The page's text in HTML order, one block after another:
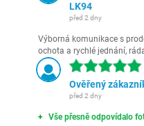
LK94
před 2 dny
Výborná komunikace s
ochota a rychlé jednání,
Ověřený
před 2 dny
Vše přesně odpovídalo